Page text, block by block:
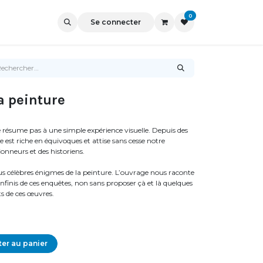
Se connecter
0
peinture
pas à une simple expérience visuelle. Depuis des
riche en équivoques et attise sans cesse notre
et des historiens.
célèbres énigmes de la peinture. L’ouvrage nous raconte
de ces enquêtes, non sans proposer çà et là quelques
de ces œuvres.
au panier